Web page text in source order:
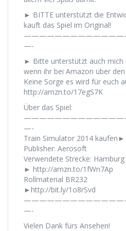
► BITTE unterstützt die
kauft das Spiel im Original!
—-
► Bitte unterstützt auch mich
wenn ihr bei Amazon über
Keine Sorge es wird für euch
http://amzn.to/17egS7K
Über das Spiel:
—-
Train Simulator 2014
Publisher: Aerosoft
Verwendete Strecke:
► http://amzn.to/1fWn7Ap
Rollmaterial BR232
►http://bit.ly/1o8rSvd
—-
Vielen Dank fürs Ansehen!